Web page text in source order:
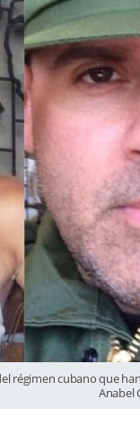
régimen cubano que
Anabel